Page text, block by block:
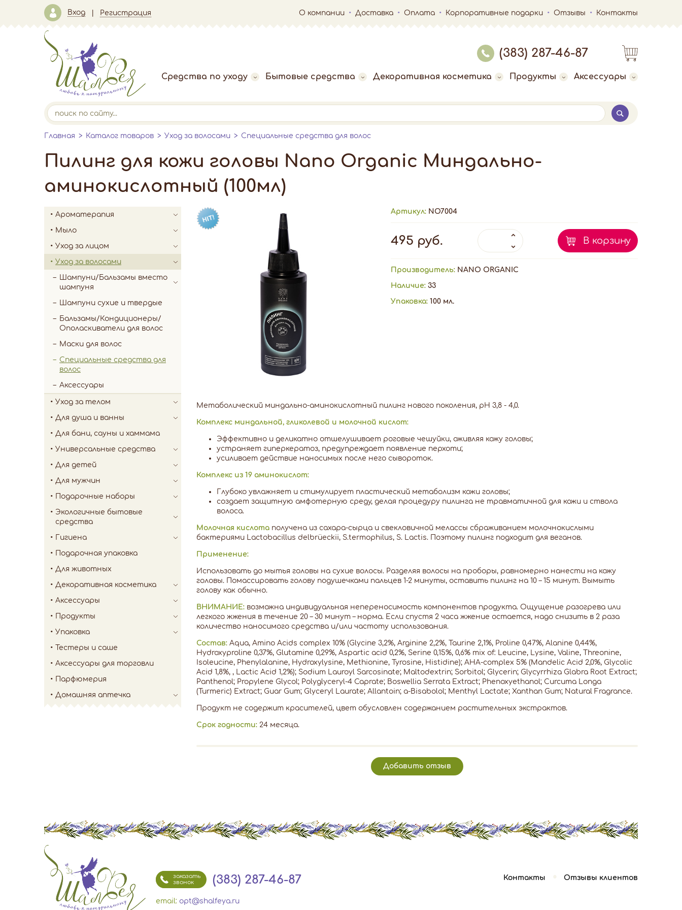
Вход Регистрация О компании Доставка Оплата Корпоративные подарки Отзывы Контакты
(383) 287-46-87
Средства по уходу Бытовые средства Декоративная косметика Продукты Аксессуары
Главная Каталог товаров Уход за волосами Специальные средства для волос
Пилинг для кожи головы Nano Organic Миндально-
аминокислотный (100мл)
Ароматерапия
Мыло
Уход за лицом
Уход за волосами
Шампуни/Бальзамы вместо
шампуня
Шампуни сухие и твердые
Бальзамы/Кондиционеры/
Ополаскиватели для волос
Маски для волос
Специальные средства для
волос
Аксессуары
Уход за телом
Для душа и ванны
Для бани, сауны и хаммама
Универсальные средства
Для детей
Для мужчин
Подарочные наборы
Экологичные бытовые
средства
Гигиена
Подарочная упаковка
Для животных
Декоративная косметика
Аксессуары
Продукты
Упаковка
Тестеры и саше
Аксессуары для торговли
Парфюмерия
Домашняя аптечка
Артикул:NO7004
495 руб. В корзину
Производитель: NANO ORGANIC
Наличие:33
Упаковка:100 мл.
Метаболический миндально-аминокислотный пилинг нового поколения, pH 3,8 - 4,0.
Комплекс миндальной, гликолевой и молочной кислот:
Эффективно и деликатно отшелушивает роговые чешуйки, оживляя кожу головы;
устраняет гиперкератоз, предупреждает появление перхоти;
усиливает действие наносимых после него сывороток.
Комплекс из 19 аминокислот:
Глубоко увлажняет и стимулирует пластический метаболизм кожи головы;
создает защитную амфотерную среду, делая процедуру пилинга не травматичной для кожи и ствола
волоса.
Молочная кислота получена из сахара-сырца и свекловичной мелассы сбраживанием молочнокислыми
бактериями Lactobacillus delbrüeckii, S.termophilus, S. Lactis. Поэтому пилинг подходит для веганов.
Применение:
Использовать до мытья головы на сухие волосы. Разделяя волосы на проборы, равномерно нанести на кожу
головы. Помассировать голову подушечками пальцев 1-2 минуты, оставить пилинг на 10 – 15 минут. Вымыть
голову как обычно.
ВНИМАНИЕ: возможна индивидуальная непереносимость компонентов продукта. Ощущение разогрева или
легкого жжения в течение 20 – 30 минут – норма. Если спустя 2 часа жжение остается, надо снизить в 2 раза
количество наносимого средства и/или частоту использования.
Состав: Aqua, Amino Acids complex 10% (Glycine 3,2%, Arginine 2,2%, Taurine 2,1%, Proline 0,47%, Alanine 0,44%,
Hydroxyproline 0,37%, Glutamine 0,29%, Aspartic acid 0,2%, Serine 0,15%, 0,6% mix of: Leucine, Lysine, Valine, Threonine,
Isoleucine, Phenylalanine, Hydroxylysine, Methionine, Tyrosine, Histidine); AHA-complex 5% (Mandelic Acid 2,0%, Glycolic
Acid 1,8%, , Lactic Acid 1,2%); Sodium Lauroyl Sarcosinate; Maltodextrin; Sorbitol; Glycerin; Glycyrrhiza Glabra Root Extract;
Panthenol; Propylene Glycol; Polyglyceryl-4 Caprate; Boswellia Serrata Extract; Phenoxyethanol; Curcuma Longa
(Turmeric) Extract; Guar Gum; Glyceryl Laurate; Allantoin; a-Bisabolol; Menthyl Lactate; Xanthan Gum; Natural Fragrance.
Продукт не содержит красителей, цвет обусловлен содержанием растительных экстрактов.
Срок годности: 24 месяца.
Добавить отзыв
заказать
звонок
(383) 287-46-87
email: opt@shalfeya.ru
Контакты Отзывы клиентов